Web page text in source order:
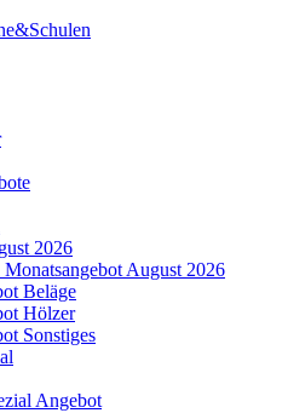
2026
Monatsangebot August 2026
Beläge
Hölzer
Sonstiges
Angebot